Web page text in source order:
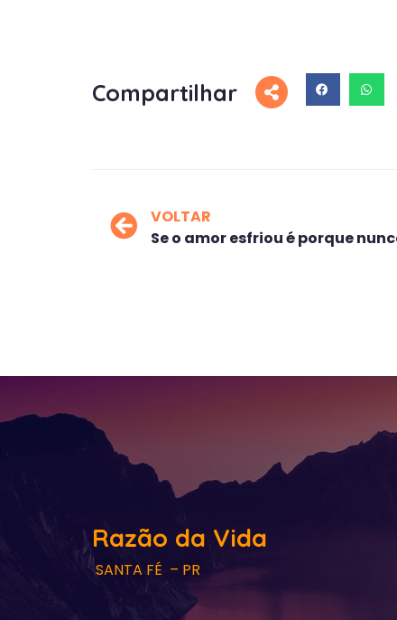
Compartilhar
VOLTAR
Se o amor esfriou é porque
Razão da Vida
SANTA FÉ – PR